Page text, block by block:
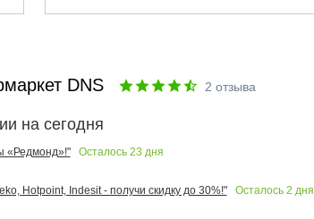
DNS 2 отзыва
на сегодня
«Редмонд»!" Осталось 23 дня
Hotpoint, Indesit - получи скидку до 30%!" Осталось 2 дня